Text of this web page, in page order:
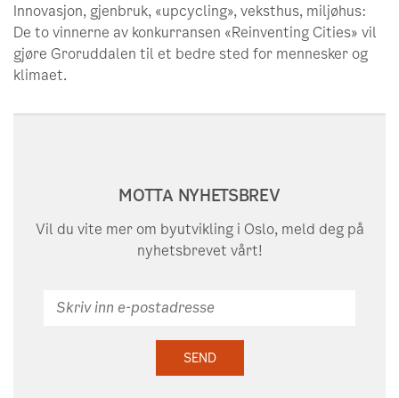
Innovasjon, gjenbruk, «upcycling», veksthus, miljøhus:
De to vinnerne av konkurransen «Reinventing Cities» vil
gjøre Groruddalen til et bedre sted for mennesker og
klimaet.
MOTTA NYHETSBREV
Vil du vite mer om byutvikling i Oslo, meld deg på
nyhetsbrevet vårt!
Skriv
SEND